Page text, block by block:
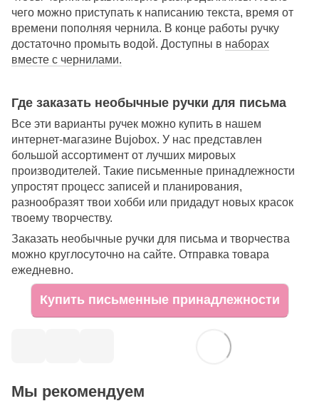
чего можно приступать к написанию текста, время от
времени пополняя чернила. В конце работы ручку
достаточно промыть водой. Доступны в наборах
вместе с чернилами.
Где заказать необычные ручки для письма
Все эти варианты ручек можно купить в нашем
интернет-магазине Bujobox. У нас представлен
большой ассортимент от лучших мировых
производителей. Такие письменные принадлежности
упростят процесс записей и планирования,
разнообразят твои хобби или придадут новых красок
твоему творчеству.
Заказать необычные ручки для письма и творчества
можно круглосуточно на сайте. Отправка товара
ежедневно.
Купить письменные принадлежности
Мы рекомендуем